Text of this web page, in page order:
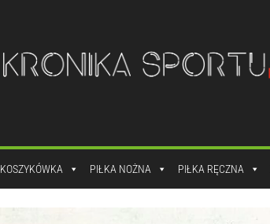
KOSZYKÓWKA PIŁKA NOŻNA PIŁKA RĘCZNA